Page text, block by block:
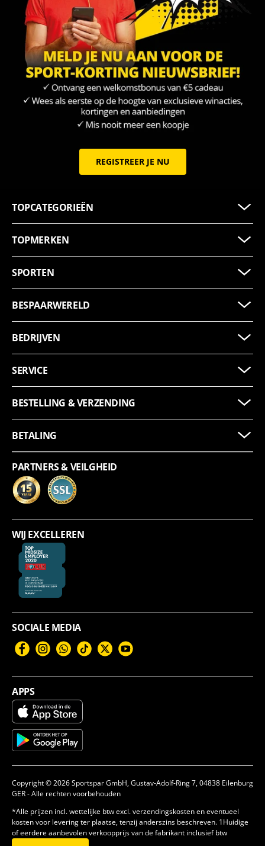
REGISTREER JE NU
TOPCATEGORIEËN
TOPMERKEN
SPORTEN
BESPAARWERELD
BEDRIJVEN
SERVICE
BESTELLING & VERZENDING
BETALING
PARTNERS & VEILGHEID
WIJ EXCELLEREN
SOCIALE MEDIA
FacebookInstagram
WhatsApp
TikTokTwitterYouTube
APPS
Copyright © 2026 Sportspar GmbH, Gustav-Adolf-Ring 7, 04838 Eilenburg
GER - Alle rechten voorbehouden
*Alle prijzen incl. wettelijke btw excl. verzendingskosten en eventueel
kosten voor levering ter plaatse, tenzij anderszins beschreven. 1Huidige
of eerdere aanbevolen verkoopprijs van de fabrikant inclusief btw